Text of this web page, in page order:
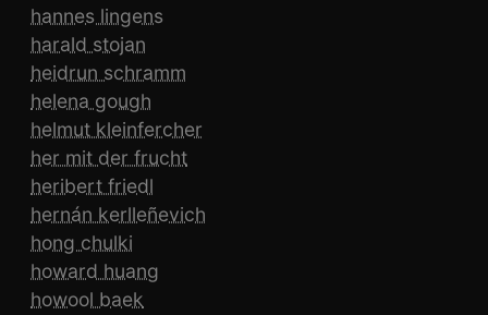
hannes lingens
harald stojan
heidrun schramm
helena gough
helmut kleinfercher
her mit der frucht
heribert friedl
hernán kerlleñevich
hong chulki
howard huang
howool baek